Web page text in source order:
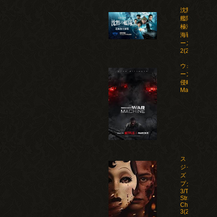
沈黙の
艦隊 北
極海大
海戦 シ
ーズン
2(2026)
ウォー・マシ
ーン: 未知な
侵略者/War
ストレン
ジャー
ズ：チャ
プター
3/The
Strangers:
Chapter
3(2026)